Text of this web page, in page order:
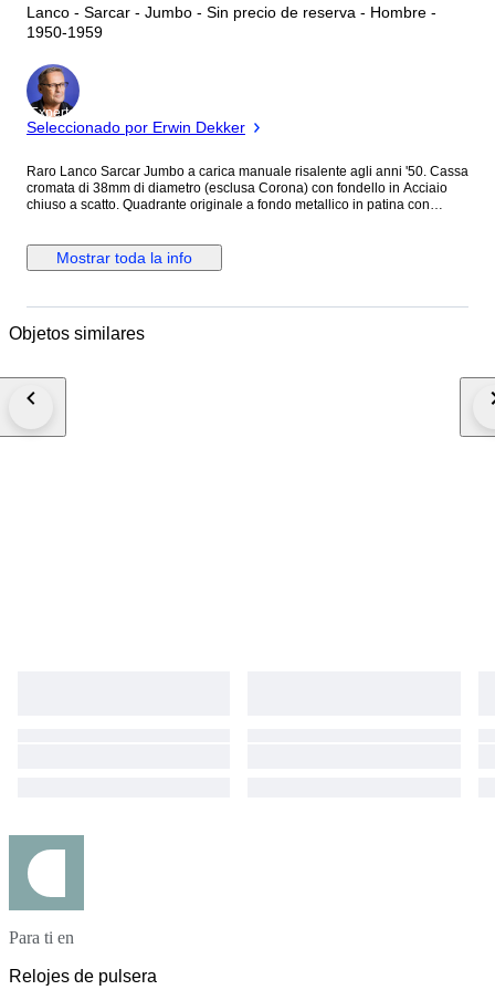
Lanco - Sarcar - Jumbo - Sin precio de reserva - Hombre -
1950-1959
Experto
Seleccionado por Erwin Dekker
Raro Lanco Sarcar Jumbo a carica manuale risalente agli anni '50. Cassa
cromata di 38mm di diametro (esclusa Corona) con fondello in Acciaio
chiuso a scatto. Quadrante originale a fondo metallico in patina con
fibbia in Acciaio non logati. Movimento a carica manuale firmato Lanco
Cal.1022 in ottimo stato di funzionamento. Condizioni generali buone
Orologio molto bello e di grande fascino Vintage. Non possiede scatola
Mostrar toda la info
Objetos similares
Para ti en
Relojes de pulsera